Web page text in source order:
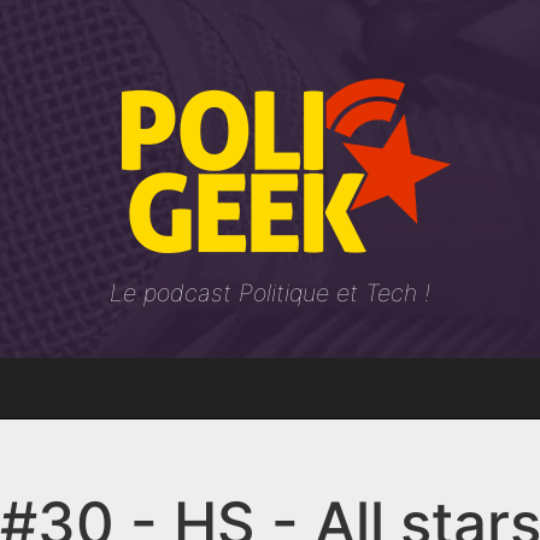
Le podcast Politique et Tech !
#30 - HS - All stars